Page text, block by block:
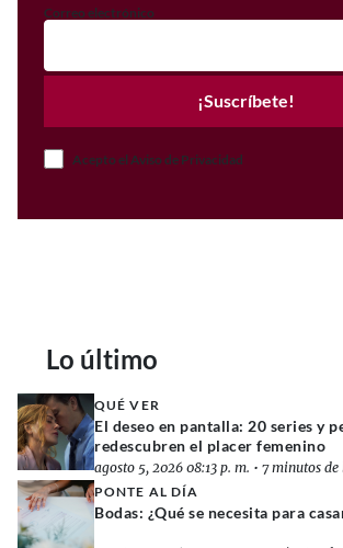
Correo electrónico
¡Suscríbete!
Acepto el Aviso de Privacidad
Lo último
QUÉ VER
El deseo en pantalla: 20 series y
redescubren el placer femenino
agosto 5, 2026 08:13 p. m. • 7 minutos de
PONTE AL DÍA
Bodas: ¿Qué se necesita para